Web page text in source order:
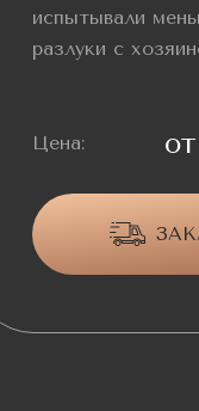
испытывали
разлуки с
Цена: